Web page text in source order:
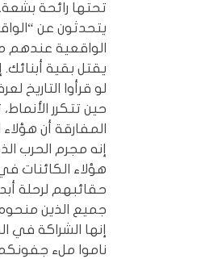
تحتها رائحة بشعة.
يتحدثون عن
الواقعية عندهم
يقتل بقية
لو قرأوا التاريخ
حين تتكرر
المفارقة أن
إنه مجرم الحرب
هؤلاء الكائنات
حقائبهم لرحلة
جميع الذين منحوه
إنها الشراكة في
ناموا ملء جفونكم